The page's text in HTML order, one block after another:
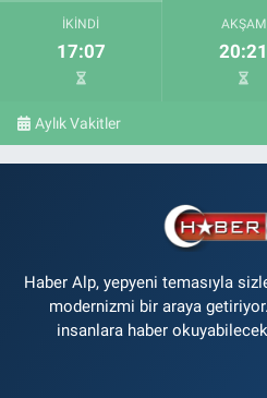
İKINDI
17:07
AKŞAM
20:21
Aylık Vakitler
Haber Alp, yepyeni temasıyla
modernizmi bir araya
insanlara haber